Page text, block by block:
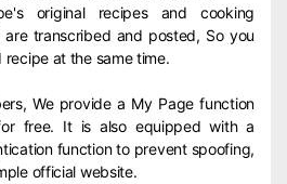
original recipes and cooking
transcribed and posted, So you
at the same time.
We provide a My Page function
free. It is also equipped with a
function to prevent spoofing,
official website.